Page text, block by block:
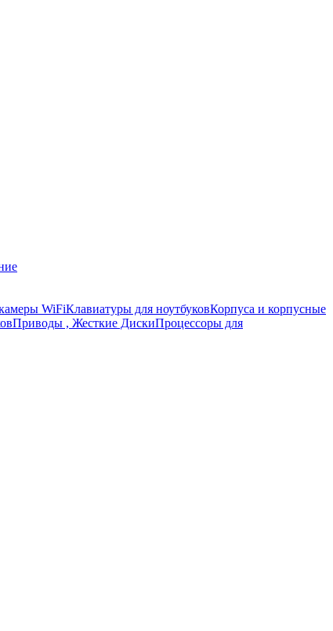
WiFiКлавиатуры для ноутбуковКорпуса и корпусные
Приводы , Жесткие ДискиПроцессоры для